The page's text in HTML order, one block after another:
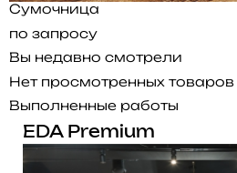
Сумочница
по запросу
Вы недавно смотрели
Нет просмотренных товаров
Выполненные работы
EDA Premium